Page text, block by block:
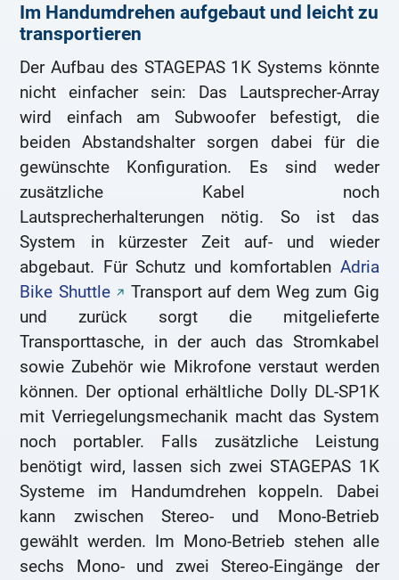
Im Handumdrehen aufgebaut und leicht zu
transportieren
Der Aufbau des STAGEPAS 1K Systems könnte
nicht einfacher sein: Das Lautsprecher-Array
wird einfach am Subwoofer befestigt, die
beiden Abstandshalter sorgen dabei für die
gewünschte Konfiguration. Es sind weder
zusätzliche Kabel noch
Lautsprecherhalterungen nötig. So ist das
System in kürzester Zeit auf- und wieder
abgebaut. Für Schutz und komfortablen Adria
Bike Shuttle
Transport auf dem Weg zum Gig
und zurück sorgt die mitgelieferte
Transporttasche, in der auch das Stromkabel
sowie Zubehör wie Mikrofone verstaut werden
können. Der optional erhältliche Dolly DL-SP1K
mit Verriegelungsmechanik macht das System
noch portabler. Falls zusätzliche Leistung
benötigt wird, lassen sich zwei STAGEPAS 1K
Systeme im Handumdrehen koppeln. Dabei
kann zwischen Stereo- und Mono-Betrieb
gewählt werden. Im Mono-Betrieb stehen alle
sechs Mono- und zwei Stereo-Eingänge der